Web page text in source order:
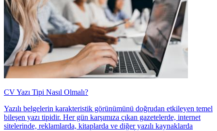
CV Yazı Tipi Nasıl Olmalı?
Yazılı belgelerin karakteristik görünümünü doğrudan etkileyen temel
bileşen yazı tipidir. Her gün karşımıza çıkan gazetelerde, internet
sitelerinde, reklamlarda, kitaplarda ve diğer yazılı kaynaklarda